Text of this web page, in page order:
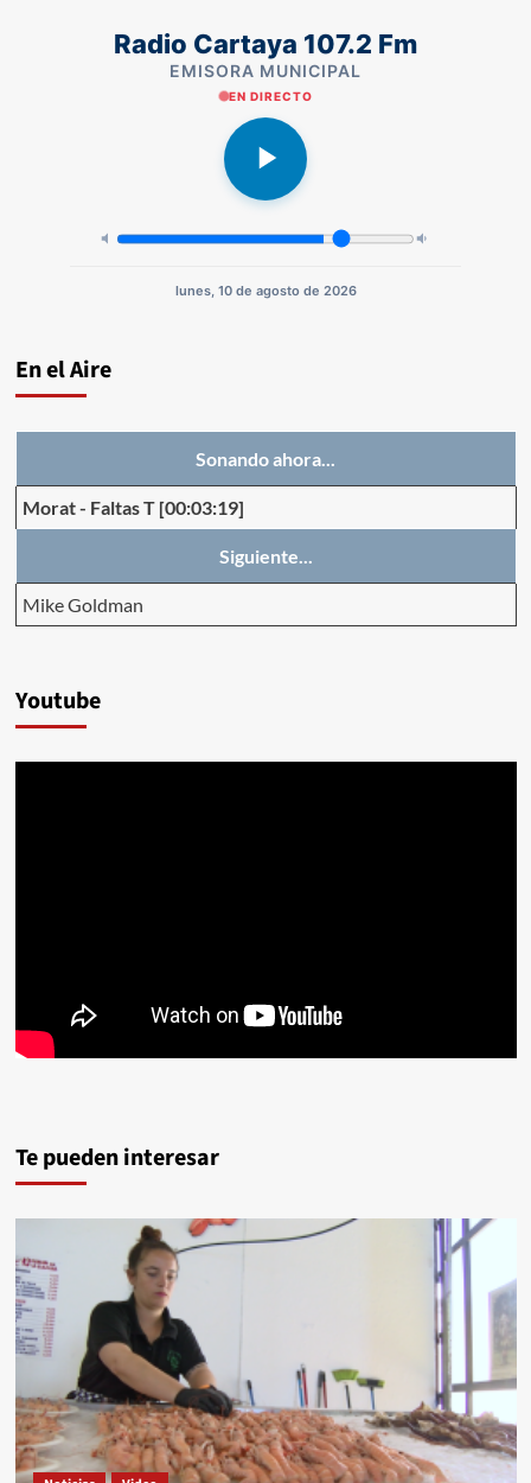
Radio Cartaya 107.2 Fm
EMISORA MUNICIPAL
EN DIRECTO
lunes, 10 de agosto de 2026
En el Aire
Sonando ahora...
Morat- Faltas T [00:03:19]
Siguiente...
Mike Goldman
Youtube
Te pueden interesar